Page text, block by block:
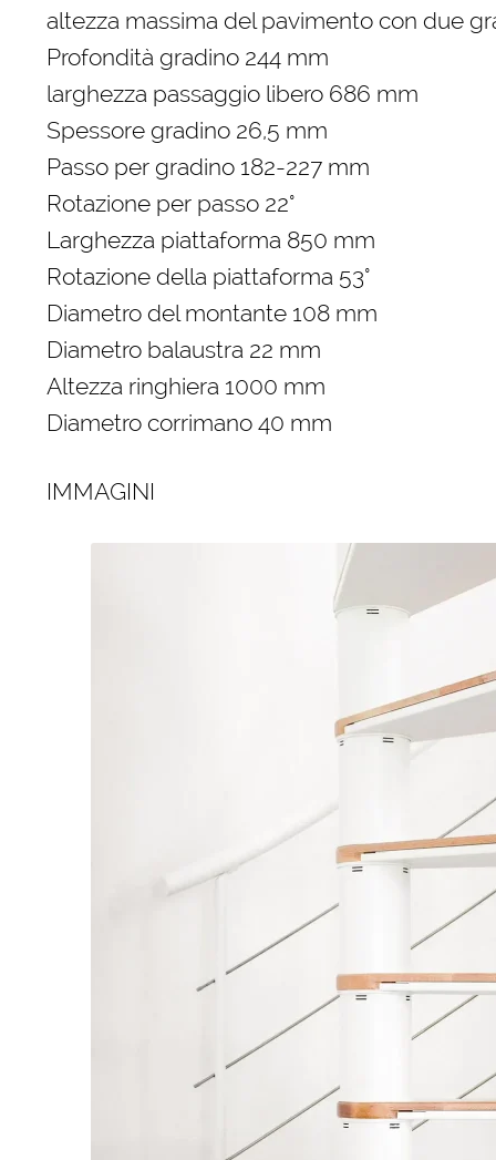
altezza massima del pavimento con due
Profondità gradino 244 mm
larghezza passaggio libero 686 mm
Spessore gradino 26,5 mm
Passo per gradino 182-227 mm
Rotazione per passo 22°
Larghezza piattaforma 850 mm
Rotazione della piattaforma 53°
Diametro del montante 108 mm
Diametro balaustra 22 mm
Altezza ringhiera 1000 mm
Diametro corrimano 40 mm
IMMAGINI